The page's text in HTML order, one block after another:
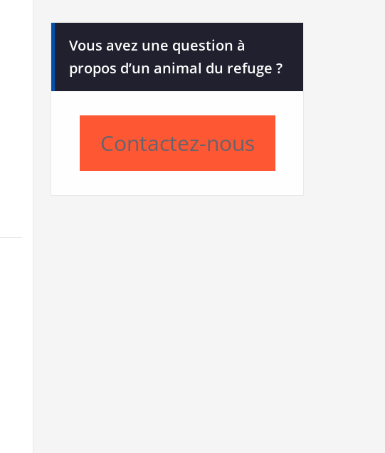
Vous avez une question à
propos d’un animal du refuge ?
Contactez-nous